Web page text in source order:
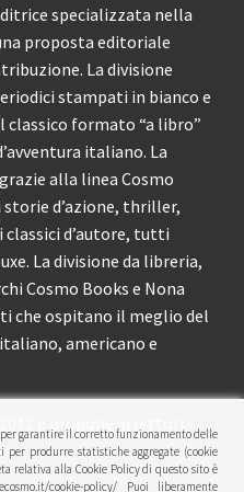
specializzata nella
proposta editoriale
La divisione
stampati in bianco e
classico formato “a libro”
italiano. La
alla linea Cosmo
d’azione, thriller,
classici d’autore, tutti
La divisione da libreria,
Cosmo Books e Nona
che ospitano il meglio del
americano e
e propone ai lettori
garantire il corretto funzionamento delle
produrre statistiche aggregate (cookie
relativa alla Cookie Policy di questo sito è
cookie-policy/ Puoi liberamente